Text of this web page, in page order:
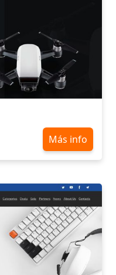
Más info